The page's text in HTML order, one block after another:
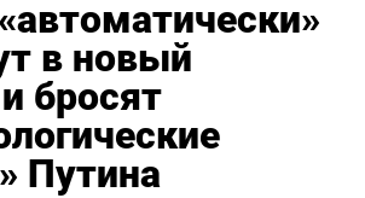
в новый
бросят
Путина